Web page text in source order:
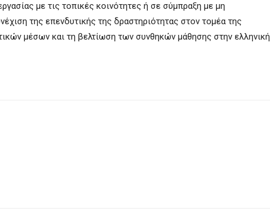
με τις τοπικές κοινότητες ή σε σύμπραξη με μη
της επενδυτικής της δραστηριότητας στον τομέα της
μέσων και τη βελτίωση των συνθηκών μάθησης στην ελληνική